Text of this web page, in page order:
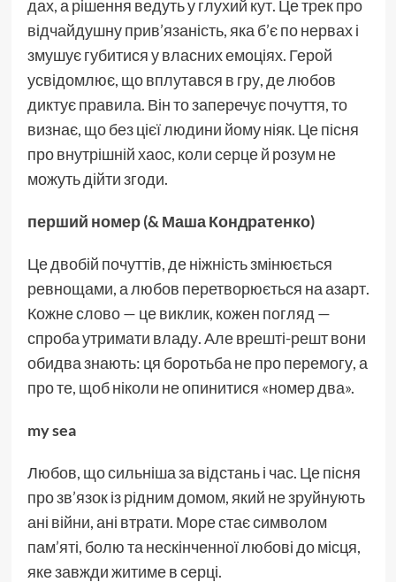
дах, а рішення ведуть у глухий кут. Це трек про
відчайдушну прив’язаність, яка б’є по нервах і
змушує губитися у власних емоціях. Герой
усвідомлює, що вплутався в гру, де любов
диктує правила. Він то заперечує почуття, то
визнає, що без цієї людини йому ніяк. Це пісня
про внутрішній хаос, коли серце й розум не
можуть дійти згоди.
перший номер (& Маша Кондратенко)
Це двобій почуттів, де ніжність змінюється
ревнощами, а любов перетворюється на азарт.
Кожне слово — це виклик, кожен погляд —
спроба утримати владу. Але врешті-решт вони
обидва знають: ця боротьба не про перемогу, а
про те, щоб ніколи не опинитися «номер два».
my sea
Любов, що сильніша за відстань і час. Це пісня
про зв’язок із рідним домом, який не зруйнують
ані війни, ані втрати. Море стає символом
пам’яті, болю та нескінченної любові до місця,
яке завжди житиме в серці.